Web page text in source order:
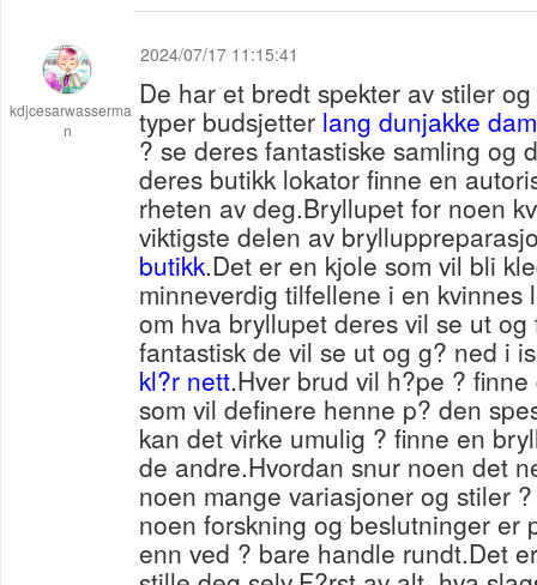
kdjcesarwasserma
n
2024/07/17 11:15:41
De har et bredt spekter av stiler
typer budsjetter lang dunjakke
? se deres fantastiske samling og
deres butikk lokator finne en
rheten av deg.Bryllupet for noen
viktigste delen av
butikk.Det er en kjole som vil bli
minneverdig tilfellene i en kvinnes
om hva bryllupet deres vil se ut
fantastisk de vil se ut og g? ned i
kl?r nett.Hver brud vil h?pe ?
som vil definere henne p? den
kan det virke umulig ? finne en
de andre.Hvordan snur noen det
noen mange variasjoner og stiler
noen forskning og beslutninger er
enn ved ? bare handle rundt.Det